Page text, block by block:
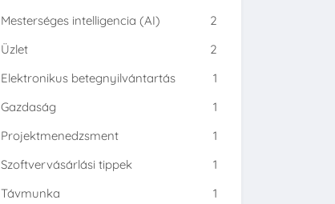
Mesterséges intelligencia (AI)
2
Üzlet
2
Elektronikus betegnyilvántartás
1
Gazdaság
1
Projektmenedzsment
1
Szoftvervásárlási tippek
1
Távmunka
1